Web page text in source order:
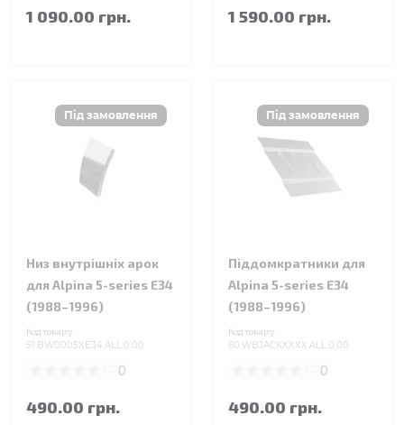
1 090.00 грн. 1 590.00 грн.
Низ внутрішніх арок
для Alpina 5-series E34
(1988–1996)
Код товару:
51.BW0005XE34.ALL.0.00
0
490.00 грн.
Піддомкратники для
Alpina 5-series E34
(1988–1996)
Код товару:
60.WBJACKXXXX.ALL.0.00
0
490.00 грн.